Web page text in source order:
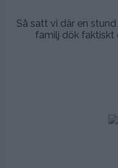
Så satt vi där en
familj dök faktiskt